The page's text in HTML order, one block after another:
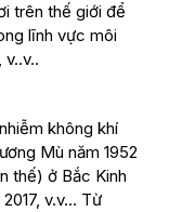
trên thế giới để
lĩnh vực môi
không khí
Mù năm 1952
thế) ở Bắc Kinh
v.v… Từ